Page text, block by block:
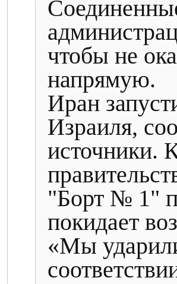
чтобы не
напрямую.
Иран
Израиля,
источники.
"Борт № 1"
покидает
«Мы